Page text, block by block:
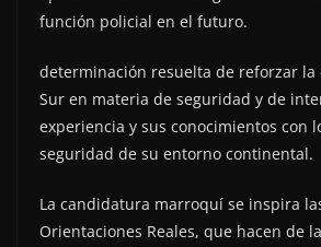
función policial en el futuro.
determinación resuelta de reforzar la
Sur en materia de seguridad y de
experiencia y sus conocimientos con
seguridad de su entorno continental.
La candidatura marroquí se inspira
Orientaciones Reales, que hacen de